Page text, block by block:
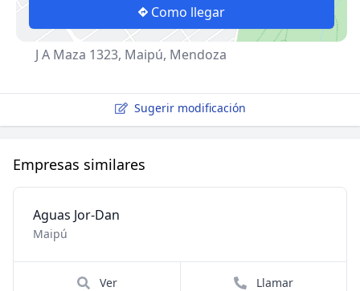
Como llegar
J A Maza 1323, Maipú, Mendoza
Sugerir modificación
Empresas similares
Aguas Jor-Dan
Maipú
Ver Llamar